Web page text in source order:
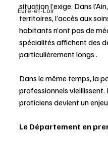
Eure-et-Loir
situation l’exige. Dans
territoires, l’accès aux
habitants n’ont pas de
spécialités affichent des
particulièrement longs .
Dans le même temps, la
professionnels vieillissent.
praticiens devient un
Le Département en